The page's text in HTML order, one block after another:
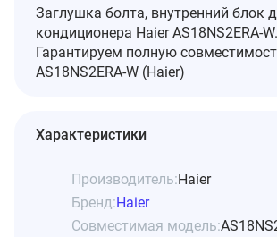
Заглушка болта, внутренний блок
кондиционера Haier AS18NS2ERA-W.
Гарантируем полную
AS18NS2ERA-W (Haier)
Характеристики
Производитель:Haier
Бренд:Haier
Совместимая модель: